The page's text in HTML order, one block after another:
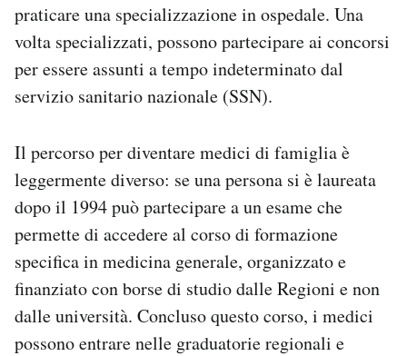
praticare una specializzazione in ospedale. Una
volta specializzati, possono partecipare ai concorsi
per essere assunti a tempo indeterminato dal
servizio sanitario nazionale (SSN).
Il percorso per diventare medici di famiglia è
leggermente diverso: se una persona si è laureata
dopo il 1994 può partecipare a un esame che
permette di accedere al corso di formazione
specifica in medicina generale, organizzato e
finanziato con borse di studio dalle Regioni e non
dalle università. Concluso questo corso, i medici
possono entrare nelle graduatorie regionali e